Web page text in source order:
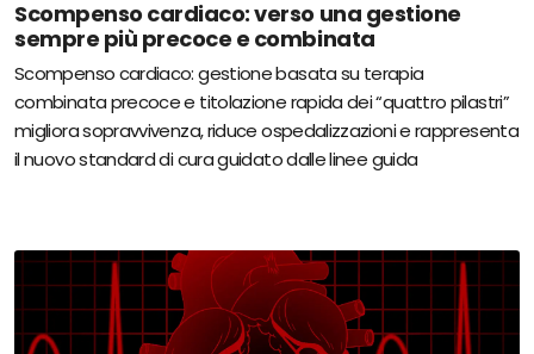
Scompenso cardiaco: verso una gestione
sempre più precoce e combinata
Scompenso cardiaco: gestione basata su terapia
combinata precoce e titolazione rapida dei “quattro pilastri”
migliora sopravvivenza, riduce ospedalizzazioni e rappresenta
il nuovo standard di cura guidato dalle linee guida